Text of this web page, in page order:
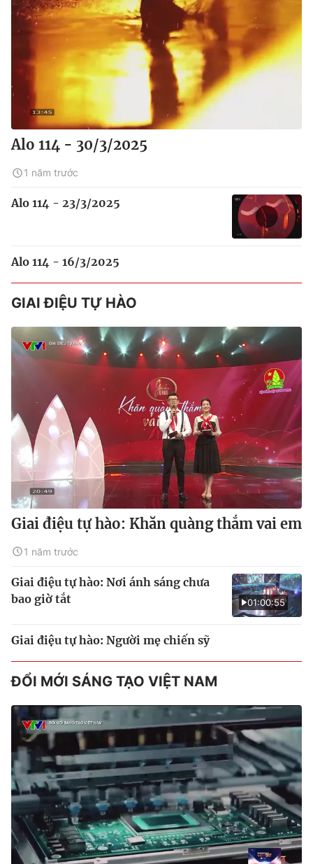
Alo 114 - 30/3/2025
1 năm trước
Alo 114 - 23/3/2025
Alo 114 - 16/3/2025
GIAI ĐIỆU TỰ HÀO
Giai điệu tự hào: Khăn quàng thắm vai em
1 năm trước
01:00:55
Giai điệu tự hào: Nơi ánh sáng chưa
bao giờ tắt
Giai điệu tự hào: Người mẹ chiến sỹ
ĐỔI MỚI SÁNG TẠO VIỆT NAM